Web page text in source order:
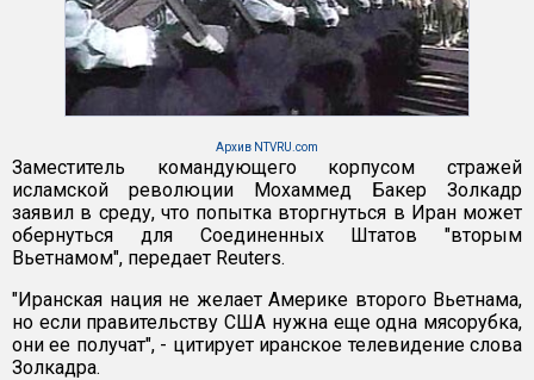
Архив NTVRU.com
Заместитель командующего корпусом стражей
исламской революции Мохаммед Бакер Золкадр
заявил в среду, что попытка вторгнуться в Иран может
обернуться для Соединенных Штатов "вторым
Вьетнамом", передает Reuters.
"Иранская нация не желает Америке второго Вьетнама,
но если правительству США нужна еще одна мясорубка,
они ее получат", - цитирует иранское телевидение слова
Золкадра.